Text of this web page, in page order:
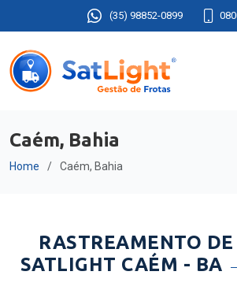
(35) 98852-0899
Caém, Bahia
Home Caém, Bahia
RASTREAMENTO DE
SATLIGHT CAÉM - BA